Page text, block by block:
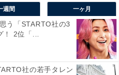
週間 一ヶ月
う「STARTO社の3
2位「...
社の若手タレン